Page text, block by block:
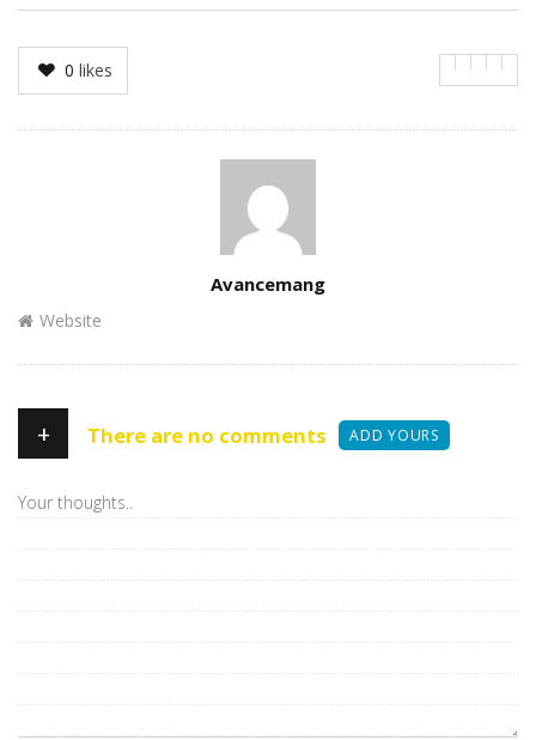
0 likes
Avancemang
Website
+ There are no comments ADD YOURS